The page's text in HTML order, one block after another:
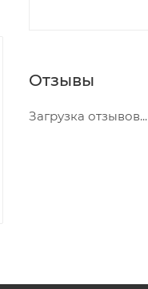
Отзывы
Загрузка отзывов...